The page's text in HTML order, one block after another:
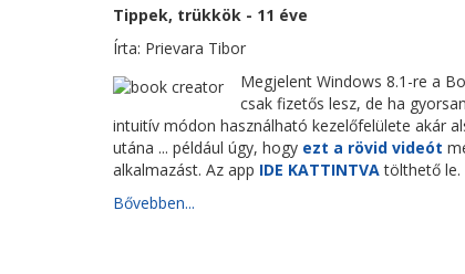
Tippek, trükkök - 11 éve
Írta: Prievara Tibor
Megjelent Windows 8.1-re a
csak fizetős lesz, de ha
intuitív módon használható kezelőfelülete akár
utána ... például úgy, hogy ezt a rövid videót
alkalmazást. Az app IDE KATTINTVAtölthető le.
Bővebben...